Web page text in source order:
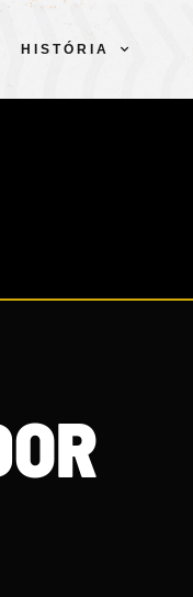
HISTÓRIA
CLUBE